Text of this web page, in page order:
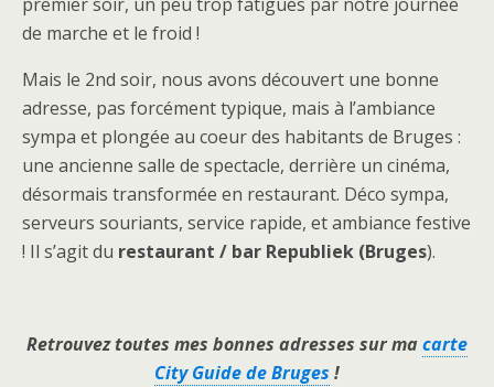
de marche et le froid !
Mais le 2nd soir, nous avons découvert une bonne
adresse, pas forcément typique, mais à l’ambiance
sympa et plongée au coeur des habitants de Bruges :
une ancienne salle de spectacle, derrière un cinéma,
désormais transformée en restaurant. Déco sympa,
serveurs souriants, service rapide, et ambiance festive
! Il s’agit du restaurant / bar Republiek (Bruges).
Retrouvez toutes mes bonnes adresses sur ma carte
City Guide de Bruges !